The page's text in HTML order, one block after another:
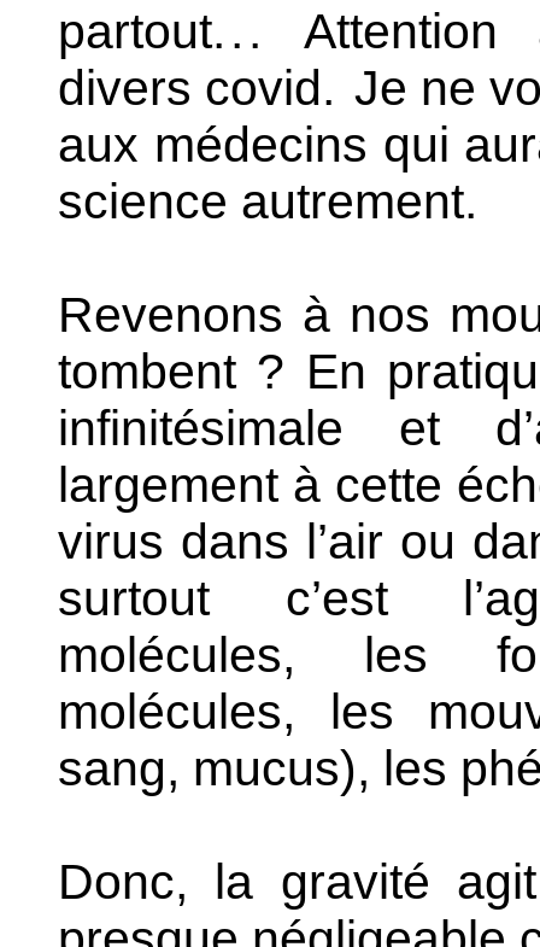
partout. . .
Attention
divers covid. Je ne
aux médecins qui
science autrement.
Revenons à nos
tombent ? En
infinitésimale et
largement à cette
virus dans l’air ou
surtout c’est
molécules, les
molécules, les
sang, mucus), les
Donc, la gravité